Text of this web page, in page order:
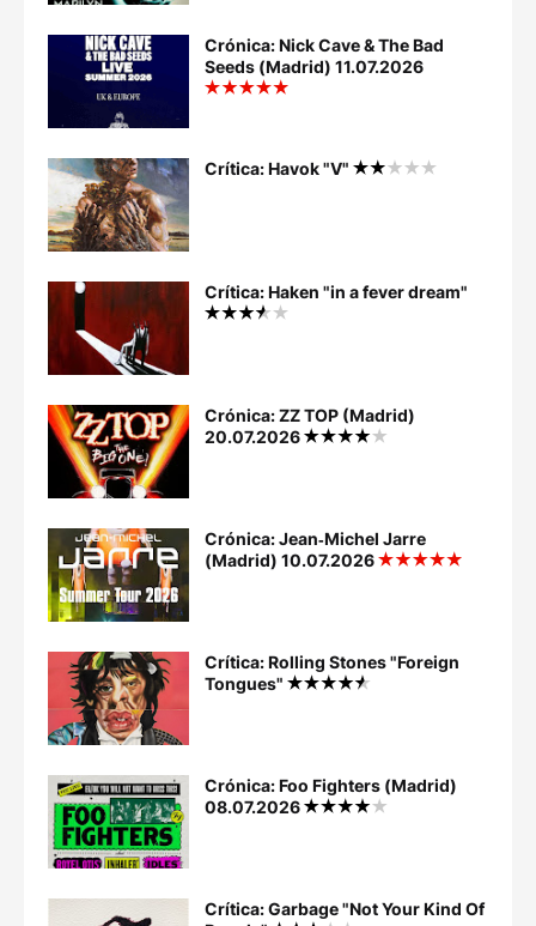
Crónica: Nick Cave & The Bad
Seeds (Madrid) 11.07.2026
Crítica: Havok "V"
Crítica: Haken "in a fever dream"
Crónica: ZZ TOP (Madrid)
20.07.2026
Crónica: Jean‐Michel Jarre
(Madrid) 10.07.2026
Crítica: Rolling Stones "Foreign
Tongues"
Crónica: Foo Fighters (Madrid)
08.07.2026
Crítica: Garbage "Not Your Kind Of